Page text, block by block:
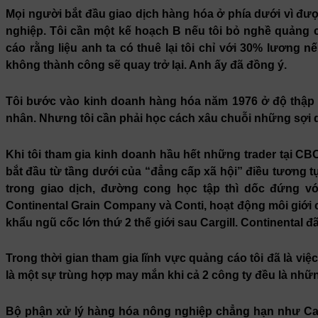
Mọi người bắt đầu giao dịch hàng hóa ở phía dưới vì
nghiệp. Tôi cần một kế hoạch B nếu tôi bỏ nghề
cáo rằng liệu anh ta có thuê lại tôi chỉ với 30% lương
không thành công sẽ quay trở lại. Anh ấy đã đồng ý.
Tôi bước vào kinh doanh hàng hóa năm 1976 ở độ
nhân. Nhưng tôi cần phải học cách xâu chuỗi những sợi
Khi tôi tham gia kinh doanh hầu hết những trader tại
bắt đầu từ tầng dưới của “đẳng cấp xã hội” điều tương
trong giao dịch, đường cong học tập thì dốc đứng
Continental Grain Company và Conti, hoạt động môi
khẩu ngũ cốc lớn thứ 2 thế giới sau Cargill. Continental
Trong thời gian tham gia lĩnh vực quảng cáo tôi đã là
là một sự trùng hợp may mắn khi cả 2 công ty đều là
Bộ phận xử lý hàng hóa nông nghiệp chẳng hạn như